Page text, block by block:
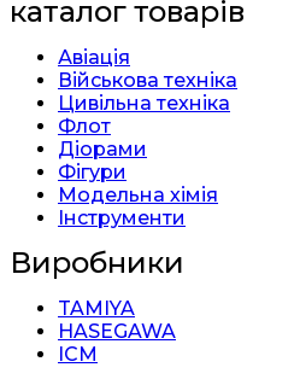
каталог товарів
Авіація
Військова техніка
Цивільна техніка
Флот
Діорами
Фігури
Модельна хімія
Інструменти
Виробники
TAMIYA
HASEGAWA
ICM